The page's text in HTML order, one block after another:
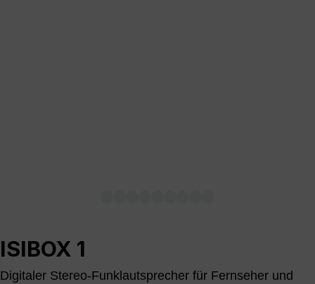
ISIBOX 1
Digitaler Stereo-Funklautsprecher für Fernseher und